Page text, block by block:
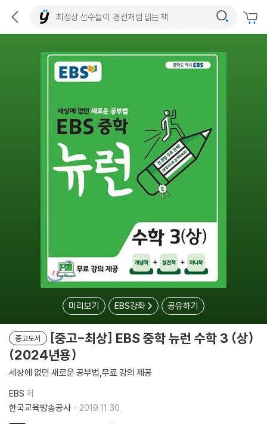
미리보기 EBS강좌 공유하기
중고도서
[중고-최상] EBS 중학 뉴런 수학 3 (상)
(2024년용)
세상에 없던 새로운 공부법,무료 강의 제공
EBS 저
한국교육방송공사
2019.11.30.